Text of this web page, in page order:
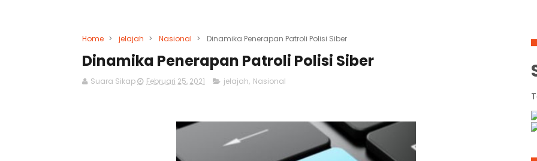
Home > jelajah > Nasional > Dinamika Penerapan Patroli Polisi Siber
Dinamika Penerapan Patroli Polisi Siber
Suara Sikap Februari 25, 2021 jelajah, Nasional